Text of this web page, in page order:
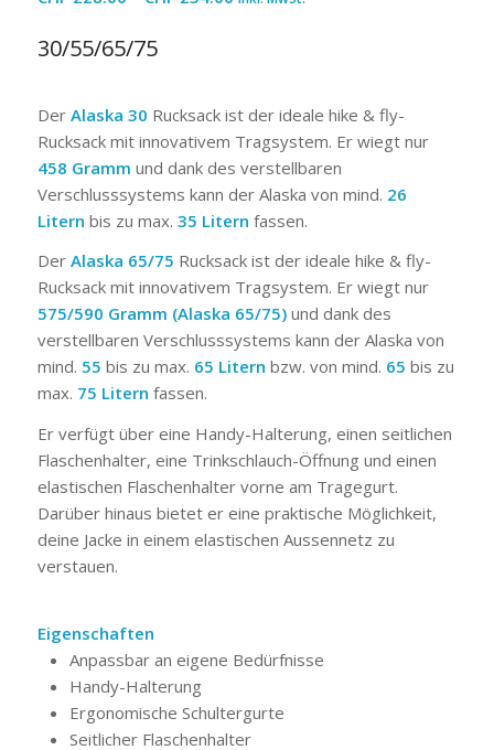
30/55/65/75
Der Alaska 30 Rucksack ist der ideale hike & fly-
Rucksack mit innovativem Tragsystem. Er wiegt nur
458 Gramm und dank des verstellbaren
Verschlusssystems kann der Alaska von mind. 26
Litern bis zu max. 35 Litern fassen.
Der Alaska 65/75 Rucksack ist der ideale hike & fly-
Rucksack mit innovativem Tragsystem. Er wiegt nur
575/590 Gramm (Alaska 65/75)und dank des
verstellbaren Verschlusssystems kann der Alaska von
mind. 55 bis zu max. 65 Litern bzw. von mind. 65 bis zu
max. 75 Litern fassen.
Er verfügt über eine Handy-Halterung, einen seitlichen
Flaschenhalter, eine Trinkschlauch-Öffnung und einen
elastischen Flaschenhalter vorne am Tragegurt.
Darüber hinaus bietet er eine praktische Möglichkeit,
deine Jacke in einem elastischen Aussennetz zu
verstauen.
Eigenschaften
Anpassbar an eigene Bedürfnisse
Handy-Halterung
Ergonomische Schultergurte
Seitlicher Flaschenhalter